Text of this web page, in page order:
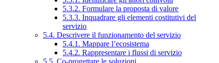
5.3.2. Formulare la proposta di valore
5.3.3. Inquadrare gli elementi costitutivi del
servizio
5.4. Descrivere il funzionamento del servizio
5.4.1. Mappare l’ecosistema
5.4.2. Rappresentare i flussi di servizio
5.5. Co-progettare le soluzioni